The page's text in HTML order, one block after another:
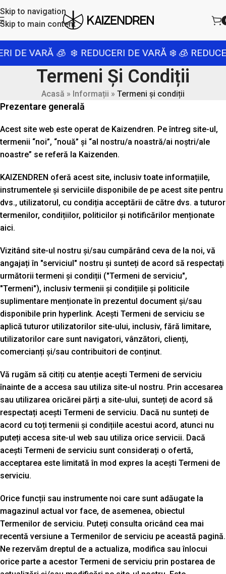
Skip to navigation
Skip to main content
VARĂ 🧊 ❄️ REDUCERI DE VARĂ ❄️🧊 REDUCERI
Termeni Și Condiții
Acasă » Informații » Termeni și condiții
Prezentare generală
Acest site web este operat de Kaizendren. Pe întreg site-ul,
termenii “noi”, “nouă” și “al nostru/a noastră/ai noștri/ale
noastre” se referă la Kaizenden.
KAIZENDREN oferă acest site, inclusiv toate informațiile,
instrumentele și serviciile disponibile de pe acest site pentru
dvs., utilizatorul, cu condiția acceptării de către dvs. a tuturor
termenilor, condițiilor, politicilor și notificărilor menționate
aici.
Vizitând site-ul nostru și/sau cumpărând ceva de la noi, vă
angajați în "serviciul" nostru și sunteți de acord să respectați
următorii termeni și condiții ("Termeni de serviciu",
"Termeni"), inclusiv termenii și condițiile și politicile
suplimentare menționate în prezentul document și/sau
disponibile prin hyperlink. Acești Termeni de serviciu se
aplică tuturor utilizatorilor site-ului, inclusiv, fără limitare,
utilizatorilor care sunt navigatori, vânzători, clienți,
comercianți și/sau contribuitori de conținut.
Vă rugăm să citiți cu atenție acești Termeni de serviciu
înainte de a accesa sau utiliza site-ul nostru. Prin accesarea
sau utilizarea oricărei părți a site-ului, sunteți de acord să
respectați acești Termeni de serviciu. Dacă nu sunteți de
acord cu toți termenii și condițiile acestui acord, atunci nu
puteți accesa site-ul web sau utiliza orice servicii. Dacă
acești Termeni de serviciu sunt considerați o ofertă,
acceptarea este limitată în mod expres la acești Termeni de
serviciu.
Orice funcții sau instrumente noi care sunt adăugate la
magazinul actual vor face, de asemenea, obiectul
Termenilor de serviciu. Puteți consulta oricând cea mai
recentă versiune a Termenilor de serviciu pe această pagină.
Ne rezervăm dreptul de a actualiza, modifica sau înlocui
orice parte a acestor Termeni de serviciu prin postarea de